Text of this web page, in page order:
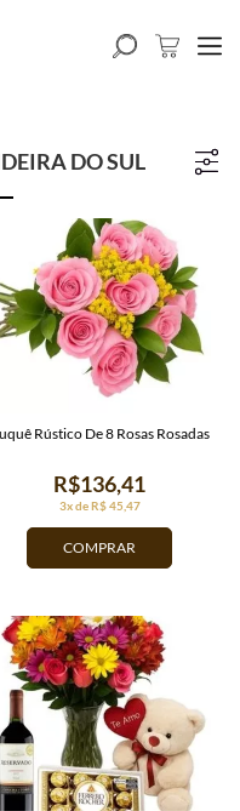
DO SUL
COMPRAR
3x de R$ 45,47
R$136,41
Rústico De 8 Rosas Rosadas